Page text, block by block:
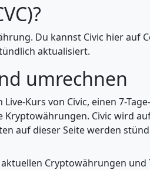
Du kannst Civic hier
aktualisiert.
umrechnen
Kurs von Civic, einen 7-
Kryptowährungen. Civic wird
auf dieser Seite werden
Cryptowährungen